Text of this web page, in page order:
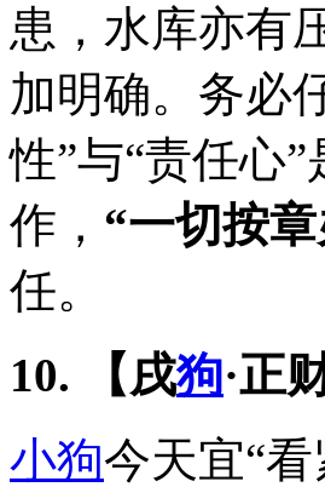
患，水库亦有
加明确。务必
性”与“责任心
作， “一切按
任。
10. 【戌狗·正
小狗今天宜“